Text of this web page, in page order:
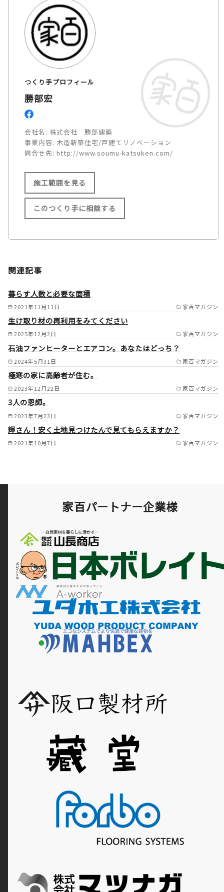
つくり手プロフィール
勝部宏
会社名: 株式会社 勝部建築
事業内容: 木造新築住宅/戸建てリノベーション
問合せ先: http://www.soumu-katsuken.com/
施工範囲を見る
施工範囲
このつくり手に相談する
関連記事
2021年11月11日 家百マガジン
暮らす人数と必要な面積
2025年12月2日 家百マガジン
生け取り材の再利用をみてください
2024年5月31日 家百マガジン
石油ファンヒーターとエアコン。あなたはどっち？
2023年12月22日 家百マガジン
極寒の家に高齢者が住む。
2023年7月23日 家百マガジン
3人の恩師。
2021年10月7日 家百マガジン
輝さん！安く土地見つけたんで見てもらえますか？
家百パートナー企業様